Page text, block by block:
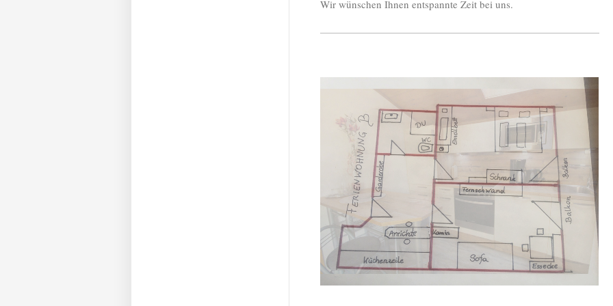
Wir wünschen Ihnen entspannte Zeit bei uns.